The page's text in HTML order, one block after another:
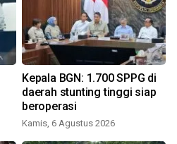
Kepala BGN: 1.700 SPPG di
daerah stunting tinggi siap
beroperasi
Kamis, 6 Agustus 2026